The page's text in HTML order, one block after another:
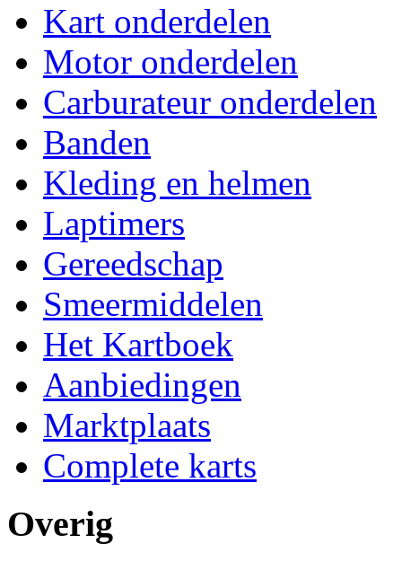
Kart onderdelen
Motor onderdelen
Carburateur onderdelen
Banden
Kleding en helmen
Laptimers
Gereedschap
Smeermiddelen
Het Kartboek
Aanbiedingen
Marktplaats
Complete karts
Overig